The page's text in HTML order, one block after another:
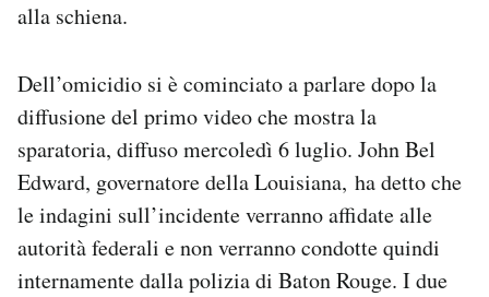
alla schiena.
Dell’omicidio si è cominciato a parlare dopo la
diffusione del primo video che mostra la
sparatoria, diffuso mercoledì 6 luglio. John Bel
Edward, governatore della Louisiana, ha detto che
le indagini sull’incidente verranno affidate alle
autorità federali e non verranno condotte quindi
internamente dalla polizia di Baton Rouge. I due